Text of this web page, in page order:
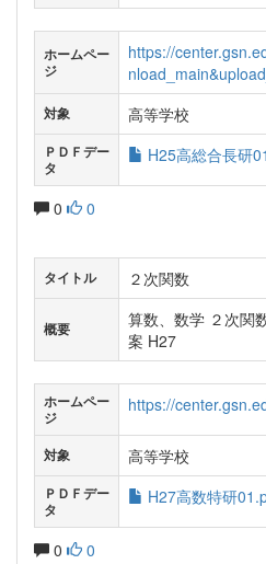
ホームペー
ジ
https://
対象 高等学校
ＰＤＦデー
タ
H25高総合長研
0 0
タイトル ２次関数
概要
算数、数学 ２次関
案 H27
ホームペー
ジ
https://
対象 高等学校
ＰＤＦデー
タ
H27高数特研
0 0